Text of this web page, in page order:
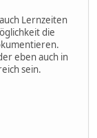
Lernzeiten
die
eben auch in
sein.